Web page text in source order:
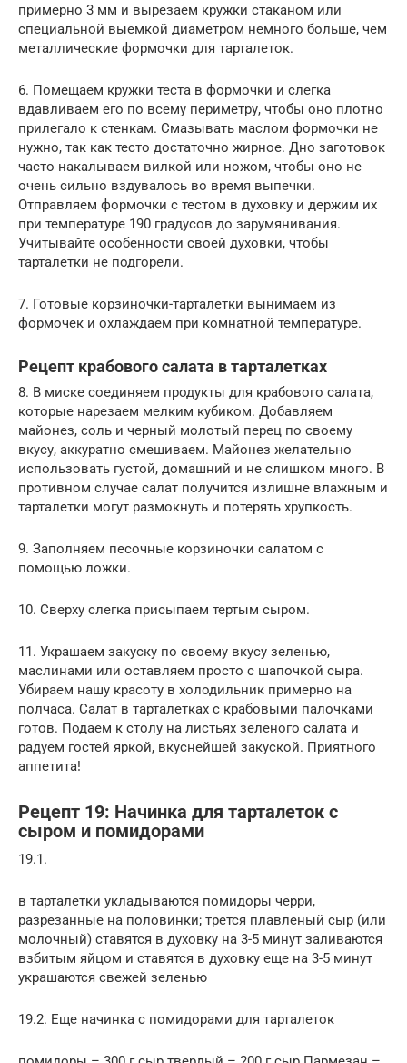
примерно 3 мм и вырезаем кружки стаканом или
специальной выемкой диаметром немного больше, чем
металлические формочки для тарталеток.
6. Помещаем кружки теста в формочки и слегка
вдавливаем его по всему периметру, чтобы оно плотно
прилегало к стенкам. Смазывать маслом формочки не
нужно, так как тесто достаточно жирное. Дно заготовок
часто накалываем вилкой или ножом, чтобы оно не
очень сильно вздувалось во время выпечки.
Отправляем формочки с тестом в духовку и держим их
при температуре 190 градусов до зарумянивания.
Учитывайте особенности своей духовки, чтобы
тарталетки не подгорели.
7. Готовые корзиночки-тарталетки вынимаем из
формочек и охлаждаем при комнатной температуре.
Рецепт крабового салата в тарталетках
8. В миске соединяем продукты для крабового салата,
которые нарезаем мелким кубиком. Добавляем
майонез, соль и черный молотый перец по своему
вкусу, аккуратно смешиваем. Майонез желательно
использовать густой, домашний и не слишком много. В
противном случае салат получится излишне влажным и
тарталетки могут размокнуть и потерять хрупкость.
9. Заполняем песочные корзиночки салатом с
помощью ложки.
10. Сверху слегка присыпаем тертым сыром.
11. Украшаем закуску по своему вкусу зеленью,
маслинами или оставляем просто с шапочкой сыра.
Убираем нашу красоту в холодильник примерно на
полчаса. Салат в тарталетках с крабовыми палочками
готов. Подаем к столу на листьях зеленого салата и
радуем гостей яркой, вкуснейшей закуской. Приятного
аппетита!
Рецепт 19: Начинка для тарталеток с
сыром и помидорами
19.1.
в тарталетки укладываются помидоры черри,
разрезанные на половинки; трется плавленый сыр (или
молочный) ставятся в духовку на 3-5 минут заливаются
взбитым яйцом и ставятся в духовку еще на 3-5 минут
украшаются свежей зеленью
19.2. Еще начинка с помидорами для тарталеток